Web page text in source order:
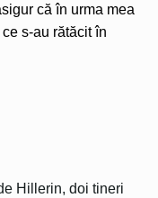
că în urma mea
s-au rătăcit în
Hillerin, doi tineri